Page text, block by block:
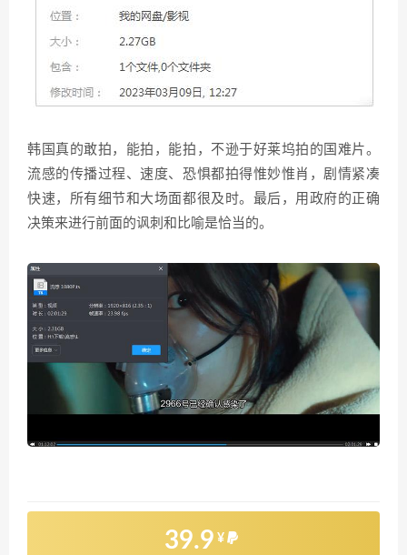
韩国真的敢拍，能拍，能拍，不逊于好莱坞拍的国难片。
流感的传播过程、速度、恐惧都拍得惟妙惟肖，剧情紧凑
快速，所有细节和大场面都很及时。最后，用政府的正确
决策来进行前面的讽刺和比喻是恰当的。
39.9 ¥